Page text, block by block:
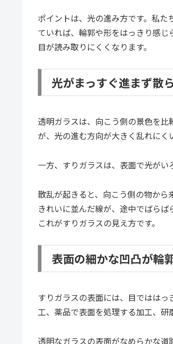
ポイントは、光の進み方です。私
ていれば、輪郭や形をはっきり感
目が読み取りにくくなります。
光がまっすぐ進まず散
透明ガラスは、向こう側の景色を
が、光の進む方向が大きく乱れにく
一方、すりガラスは、表面で光がい
散乱が起きると、向こう側の物から
きれいに並んだ線が、途中でばらば
これがすりガラスの見え方です。
表面の細かな凹凸が輪
すりガラスの表面には、目ではは
工、薬品で表面を処理する加工、研
透明なガラスの表面がなめらかな